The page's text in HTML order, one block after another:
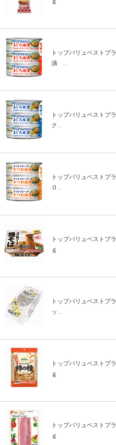
トップバリュベストプ
漬 ...
トップバリュベストプ
ク...
トップバリュベスト
０...
トップバリュベスト
ｇ
トップバリュベスト
ッ...
トップバリュベスト
ｇ
トップバリュベスト
ｇ